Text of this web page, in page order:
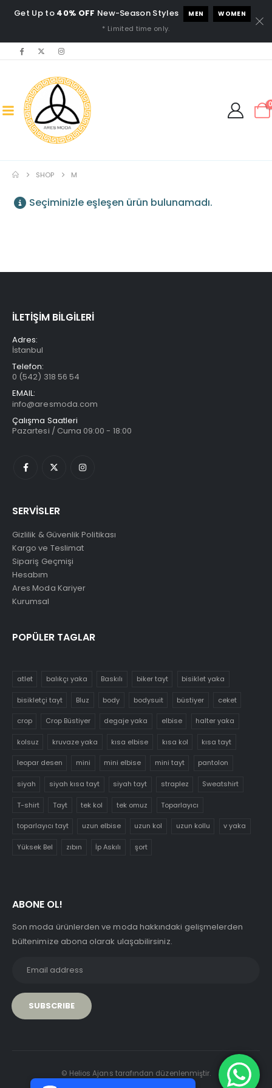
7/24 Canlı Destek
Get Up to 40% OFF New-Season Styles MEN WOMEN
* Limited time only.
SHOP M
Seçiminizle eşleşen ürün bulunamadı.
İLETİŞİM BİLGİLERİ
Adres:
İstanbul
Telefon:
0 (542) 318 56 54
EMAIL:
info@aresmoda.com
Çalışma Saatleri
Pazartesi / Cuma 09:00 - 18:00
SERVİSLER
Gizlilik & Güvenlik Politikası
Kargo ve Teslimat
Sipariş Geçmişi
Hesabım
Ares Moda Kariyer
Kurumsal
POPÜLER TAGLAR
atlet balıkçı yaka Baskılı biker tayt bisiklet yaka
bisikletçi tayt Bluz body bodysuit büstiyer ceket
crop Crop Büstiyer degaje yaka elbise halter yaka
kolsuz kruvaze yaka kısa elbise kısa kol kısa tayt
leopar desen mini mini elbise mini tayt pantolon
siyah siyah kısa tayt siyah tayt straplez Sweatshirt
T-shirt Tayt tek kol tek omuz Toparlayıcı
toparlayıcı tayt uzun elbise uzun kol uzun kollu v yaka
Yüksek Bel zıbın İp Askılı şort
ABONE OL!
Son moda ürünlerden ve moda hakkındaki gelişmelerden
bültenimize abona olarak ulaşabilirsiniz.
© Helios Ajans tarafından düzenlenmiştir.